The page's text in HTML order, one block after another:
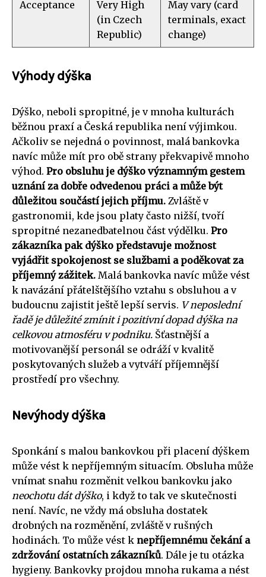
Acceptance
Very High
(in Czech
Republic)
May vary (card
terminals, exact
change)
Výhody dýška
Dýško, neboli spropitné, je v mnoha kulturách
běžnou praxí a Česká republika není výjimkou.
Ačkoliv se nejedná o povinnost, malá bankovka
navíc může mít pro obě strany překvapivě mnoho
výhod. Pro obsluhu je dýško významným gestem
uznání za dobře odvedenou práci a může být
důležitou součástí jejich příjmu. Zvláště v
gastronomii, kde jsou platy často nižší, tvoří
spropitné nezanedbatelnou část výdělku. Pro
zákazníka pak dýško představuje možnost
vyjádřit spokojenost se službami a poděkovat za
příjemný zážitek. Malá bankovka navíc může vést
k navázání přátelštějšího vztahu s obsluhou a v
budoucnu zajistit ještě lepší servis. V neposlední
řadě je důležité zmínit i pozitivní dopad dýška na
celkovou atmosféru v podniku. Šťastnější a
motivovanější personál se odráží v kvalitě
poskytovaných služeb a vytváří příjemnější
prostředí pro všechny.
Nevýhody dýška
Sponkání s malou bankovkou při placení dýškem
může vést k nepříjemným situacím. Obsluha může
vnímat snahu rozměnit velkou bankovku jako
neochotu dát dýško, i když to tak ve skutečnosti
není. Navíc, ne vždy má obsluha dostatek
drobných na rozměnění, zvláště v rušných
hodinách. To může vést k nepříjemnému čekání a
zdržování ostatních zákazníků. Dále je tu otázka
hygieny. Bankovky projdou mnoha rukama a nést